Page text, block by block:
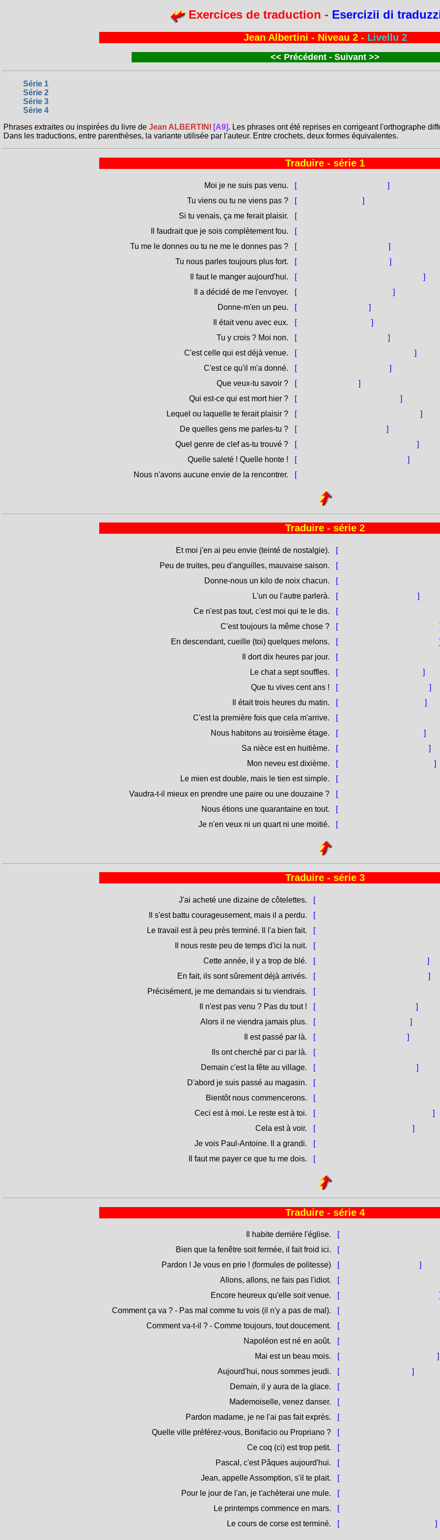
Exercices de traduction - Esercizii di
Jean Albertini - Niveau 2 - Livellu 2
<< Précédent - Suivant >>
Série 1
Série 2
Série 3
Série 4
Phrases extraites ou inspirées du livre de Jean ALBERTINI [A9]. Les phrases ont été reprises en corrigeant l'orthographe
Dans les traductions, entre parenthèses, la variante utilisée par l'auteur. Entre crochets, deux formes équivalentes.
Traduire - série 1
Moi je ne suis pas venu. [
]
Tu viens ou tu ne viens pas ?
[
]
Si tu venais, ça me ferait plaisir.
[
Il faudrait que je sois complètement fou.
[
Tu me le donnes ou tu ne me le donnes pas ?
[
]
Tu nous parles toujours plus fort.
[
]
Il faut le manger aujourd'hui.
[
]
Il a décidé de me l'envoyer.
[
]
Donne-m'en un peu.
[
]
Il était venu avec eux.
[
]
Tu y crois ? Moi non.
[
]
C'est celle qui est déjà venue.
[
]
C'est ce qu'il m'a donné.
[
]
Que veux-tu savoir ?
[
]
Qui est-ce qui est mort hier ?
[
]
Lequel ou laquelle te ferait plaisir ?
[
]
De quelles gens me parles-tu ?
[
]
Quel genre de clef as-tu trouvé ?
[
]
Quelle saleté ! Quelle honte !
[
]
Nous n'avons aucune envie de la rencontrer.
[
Traduire - série 2
Et moi j'en ai peu envie (teinté de nostalgie). [
Peu de truites, peu d'anguilles, mauvaise saison.
[
Donne-nous un kilo de noix chacun.
[
L'un ou l'autre parlerà.
[
]
Ce n'est pas tout, c'est moi qui te le dis.
[
C'est toujours la même chose ?
[
]
En descendant, cueille (toi) quelques melons.
[
]
Il dort dix heures par jour.
[
Le chat a sept souffles.
[
]
Que tu vives cent ans !
[
]
Il était trois heures du matin.
[
]
C'est la première fois que cela m'arrive.
[
Nous habitons au troisième étage.
[
]
Sa nièce est en huitième.
[
]
Mon neveu est dixième.
[
]
Le mien est double, mais le tien est simple.
[
Vaudra-t-il mieux en prendre une paire ou une douzaine ?
[
Nous étions une quarantaine en tout.
[
Je n'en veux ni un quart ni une moitié.
[
Traduire - série 3
J'ai acheté une dizaine de côtelettes. [
Il s'est battu courageusement, mais il a perdu.
[
Le travail est à peu près terminé. Il l'a bien fait.
[
Il nous reste peu de temps d'ici la nuit.
[
Cette année, il y a trop de blé.
[
]
En fait, ils sont sûrement déjà arrivés.
[
]
Précisément, je me demandais si tu viendrais.
[
Il n'est pas venu ? Pas du tout !
[
]
Alors il ne viendra jamais plus.
[
]
Il est passé par là.
[
]
Ils ont cherché par ci par là.
[
Demain c'est la fête au village.
[
]
D'abord je suis passé au magasin.
[
Bientôt nous commencerons.
[
Ceci est à moi. Le reste est à toi.
[
]
Cela est à voir.
[
]
Je vois Paul-Antoine. Il a grandi.
[
Il faut me payer ce que tu me dois.
[
Traduire - série 4
Il habite derrière l'église. [
Bien que la fenêtre soit fermée, il fait froid ici.
[
Pardon ! Je vous en prie ! (formules de politesse)
[
]
Allons, allons, ne fais pas l'idiot.
[
Encore heureux qu'elle soit venue.
[
]
Comment ça va ? - Pas mal comme tu vois (il n'y a pas de mal).
[
Comment va-t-il ? - Comme toujours, tout doucement.
[
Napoléon est né en août.
[
Mai est un beau mois.
[
]
Aujourd'hui, nous sommes jeudi.
[
]
Demain, il y aura de la glace.
[
Mademoiselle, venez danser.
[
Pardon madame, je ne l'ai pas fait exprès.
[
Quelle ville préférez-vous, Bonifacio ou Propriano ?
[
Ce coq (ci) est trop petit.
[
Pascal, c'est Pâques aujourd'hui.
[
Jean, appelle Assomption, s'il te plait.
[
Pour le jour de l'an, je t'achèterai une mule.
[
Le printemps commence en mars.
[
Le cours de corse est terminé.
[ ]